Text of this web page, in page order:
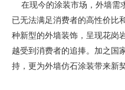
在现今的涂装市场，外墙需
已无法满足消费者的高性价比
种新型的外墙装饰，呈现花岗
越受到消费者的追捧。加之国
持，更为外墙仿石涂装带来新